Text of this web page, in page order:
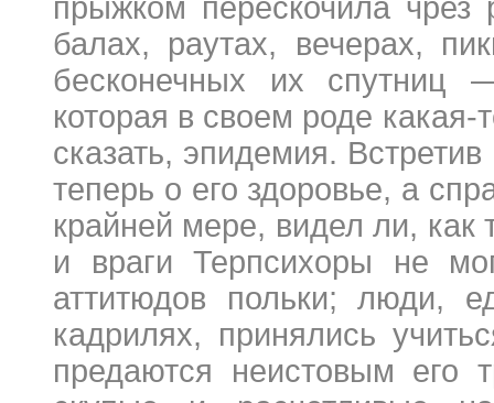
прыжком перескочила
балах, раутах, вечерах,
бесконечных их спутниц
которая в своем роде
сказать, эпидемия.
теперь о его здоровье, а
крайней мере, видел ли,
и враги Терпсихоры не
аттитюдов польки; люди,
кадрилях, принялись
предаются неистовым его